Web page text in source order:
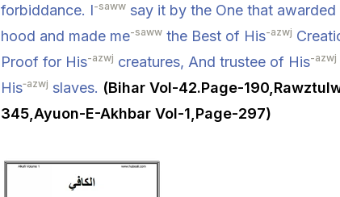
forbiddance. I-saww say it by the One that awarded
hood and made me-saww the Best of His-azwj
Proof for His-azwj creatures, And trustee of His-azwj
His‑azwj slaves. (Bihar Vol-42.Page-
345,Ayuon-E-Akhbar Vol-1,Page-297)